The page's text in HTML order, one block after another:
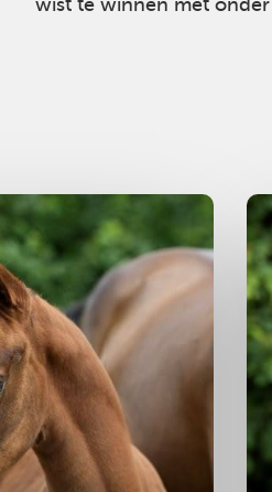
wist te winnen met